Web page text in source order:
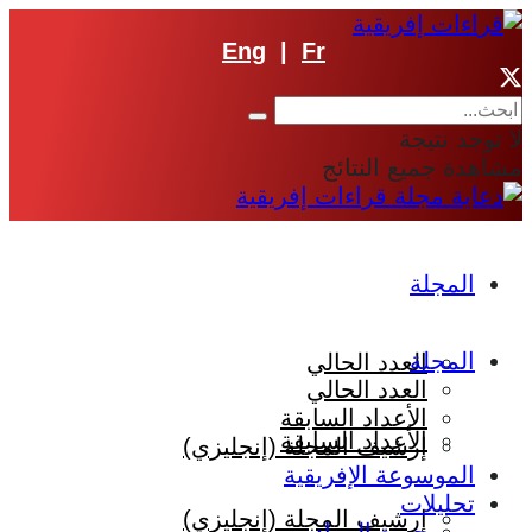
Eng Fr
لا توجد نتيجة
مشاهدة جميع النتائج
المجلة
العدد الحالي
الأعداد السابقة
إرشيف المجلة (إنجليزي)
المجلة
العدد الحالي
الأعداد السابقة
إرشيف المجلة (إنجليزي)
الموسوعة الإفريقية
تحليلات